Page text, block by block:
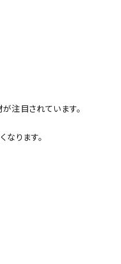
注目されています。
ります。